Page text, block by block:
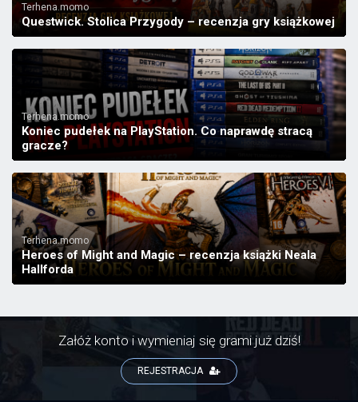
Terhena.momo
Questwick. Stolica Przygody – recenzja gry książkowej
Terhena.momo
Koniec pudełek na PlayStation. Co naprawdę stracą
gracze?
Terhena.momo
Heroes of Might and Magic – recenzja książki Neala
Hallforda
Załóż konto i wymieniaj się grami już dziś!
REJESTRACJA